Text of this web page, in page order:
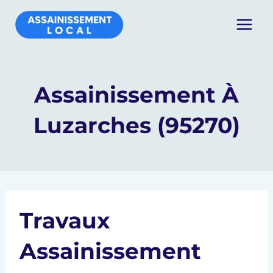
contenu
Assainissement À
Luzarches (95270)
Travaux
Assainissement